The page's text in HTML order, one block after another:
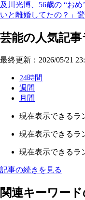
及川光博、56歳の “お
いと離婚してたの？」
芸能の人気記
最終更新：2026/05/21
24時間
週間
月間
現在表示できるラ
現在表示できるラ
現在表示できるラ
記事の続きを見る
関連キーワー